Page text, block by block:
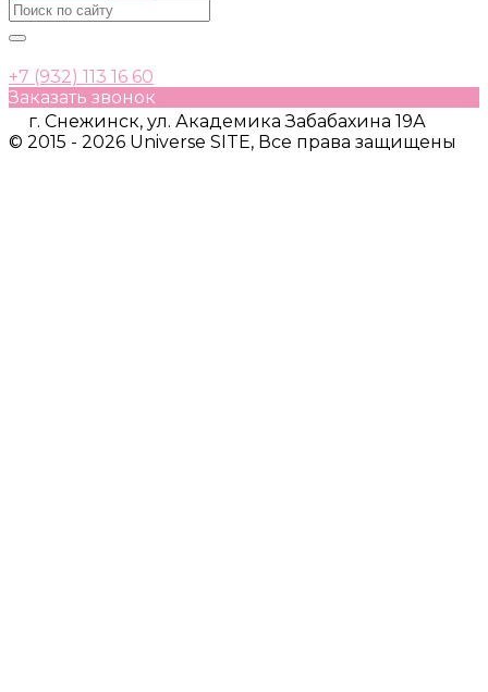
+7 (932) 113 16 60
Заказать звонок
г. Снежинск, ул. Академика Забабахина 19А
© 2015 - 2026 Universe SITE, Все права защищены